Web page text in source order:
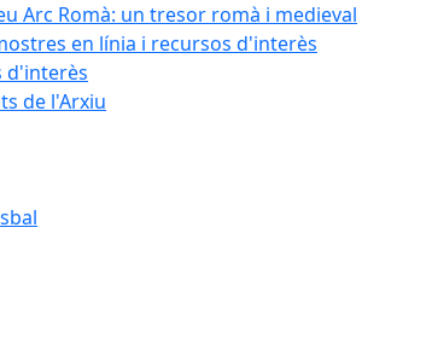
Arc Romà: un tresor romà i medieval
en línia i recursos d'interès
d'interès
de l'Arxiu